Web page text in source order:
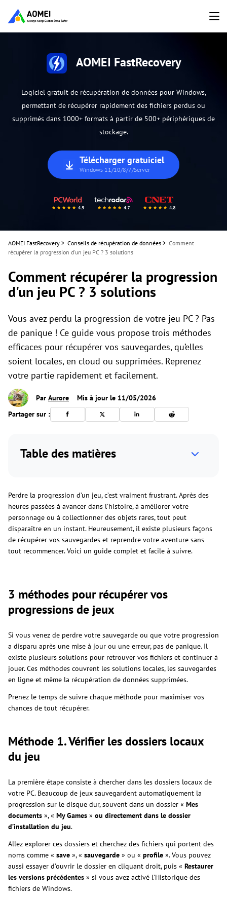
AOMEI FastRecovery
Logiciel gratuit de récupération de données pour Windows,
permettant de récupérer rapidement des fichiers perdus ou
supprimés dans 1000+ formats à partir de 500+ périphériques de
stockage.
Télécharger gratuiciel
Windows 11/10/8/7/Server
AOMEI FastRecovery > Conseils de récupération de données > Comment
récupérer la progression d'un jeu PC ? 3 solutions
Comment récupérer la progression
d'un jeu PC ? 3 solutions
Vous avez perdu la progression de votre jeu PC ? Pas
de panique ! Ce guide vous propose trois méthodes
efficaces pour récupérer vos sauvegardes, qu’elles
soient locales, en cloud ou supprimées. Reprenez
votre partie rapidement et facilement.
Par Aurore
Mis à jour le 11/05/2026
Partager sur :
Table des matières
Perdre la progression d’un jeu, c’est vraiment frustrant. Après des
heures passées à avancer dans l’histoire, à améliorer votre
personnage ou à collectionner des objets rares, tout peut
disparaître en un instant. Heureusement, il existe plusieurs façons
de récupérer vos sauvegardes et reprendre votre aventure sans
tout recommencer. Voici un guide complet et facile à suivre.
3 méthodes pour récupérer vos
progressions de jeux
Si vous venez de perdre votre sauvegarde ou que votre progression
a disparu après une mise à jour ou une erreur, pas de panique. Il
existe plusieurs solutions pour retrouver vos fichiers et continuer à
jouer. Ces méthodes couvrent les solutions locales, les sauvegardes
en ligne et même la récupération de données supprimées.
Prenez le temps de suivre chaque méthode pour maximiser vos
chances de tout récupérer.
Méthode 1. Vérifier les dossiers locaux
du jeu
La première étape consiste à chercher dans les dossiers locaux de
votre PC. Beaucoup de jeux sauvegardent automatiquement la
progression sur le disque dur, souvent dans un dossier « Mes
documents », « My Games » ou directement dans le dossier
d’installation du jeu.
Allez explorer ces dossiers et cherchez des fichiers qui portent des
noms comme « save », « sauvegarde » ou « profile ». Vous pouvez
aussi essayer d’ouvrir le dossier en cliquant droit, puis « Restaurer
les versions précédentes » si vous avez activé l’Historique des
fichiers de Windows.